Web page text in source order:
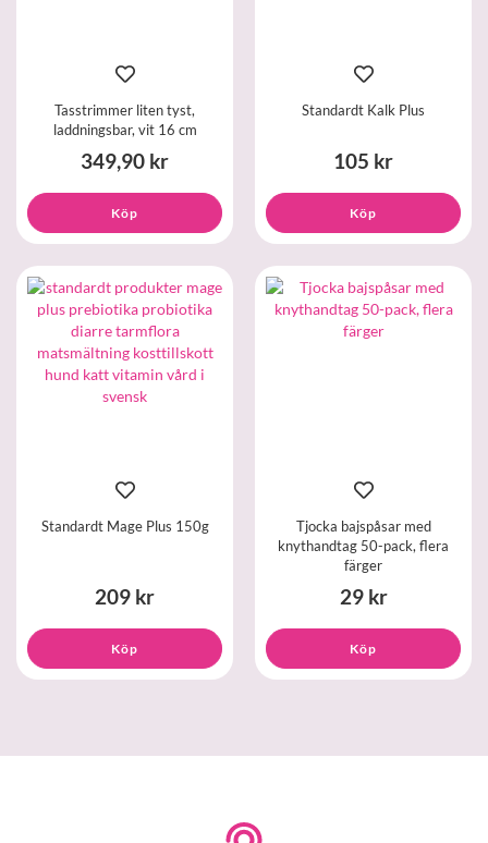
Tasstrimmer liten tyst,
laddningsbar, vit 16 cm
349,90 kr
Köp
Standardt Kalk Plus
105 kr
Köp
Standardt Mage Plus 150g
209 kr
Köp
Tjocka bajspåsar med
knythandtag 50-pack, flera
färger
29 kr
Köp